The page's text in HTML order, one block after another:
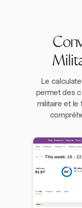
Le
permet des
militaire et le